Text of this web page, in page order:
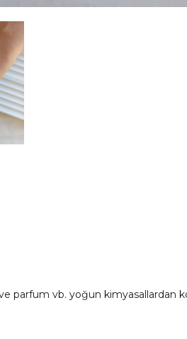
parfum vb. yoğun kimyasallardan